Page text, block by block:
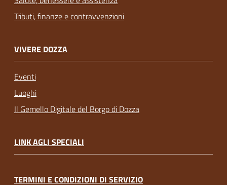
Tributi, finanze e contravvenzioni
VIVERE DOZZA
Eventi
Luoghi
Il Gemello Digitale del Borgo di Dozza
LINK AGLI SPECIALI
TERMINI E CONDIZIONI DI SERVIZIO